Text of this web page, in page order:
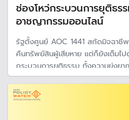
ช่องโหว่กระบวนการยุติธร
อาชญากรรมออนไลน์
รัฐตั้งศูนย์ AOC 1441 สกัดมิจฉา
คืนทรัพย์สินผู้เสียหาย แต่ก็ยังเต็มไ
กระบวนการยุติธรรม ทั้งความยุ่งยา
เข้าไม่ถึงข้อมูลข่าวสาร การสูญเสียเ
พิสูจน์ความบริสุทธ์ และขั้นตอนทางคดี